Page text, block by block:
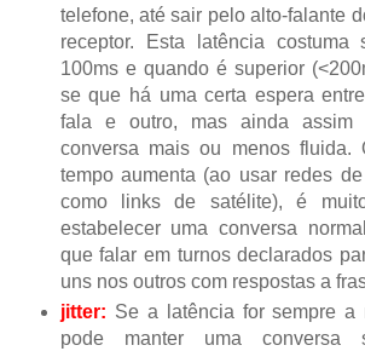
telefone, até sair pelo alto-falante
receptor.
Esta latência costuma
100ms e quando é superior
se que há uma certa espera
fala e outro, mas ainda assim
conversa mais ou menos fluida.
tempo aumenta (ao usar redes
como links de satélite), é
estabelecer uma conversa
que falar em turnos declarados
uns nos outros com respostas a
jitter: Se a latência for sempre a
pode manter uma conversa